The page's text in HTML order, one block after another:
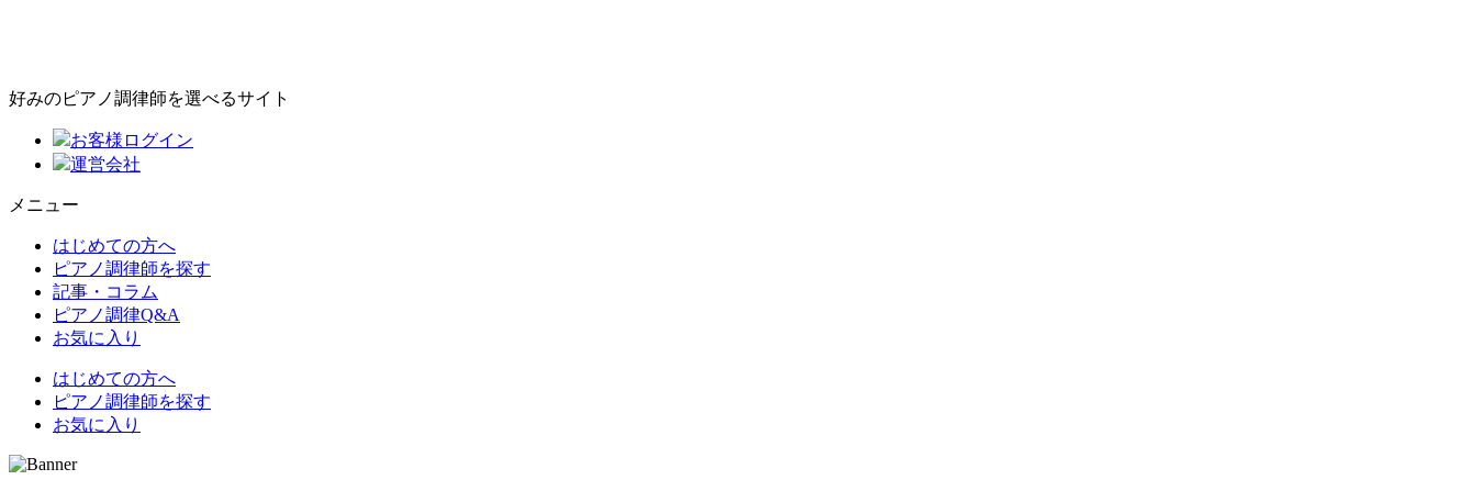
好みのピアノ調律師を選べるサイト
お客様ログイン
運営会社
メニュー
はじめての方へ
ピアノ調律師を探す
記事・コラム
ピアノ調律Q&A
お気に入り
はじめての方へ
ピアノ調律師を探す
お気に入り